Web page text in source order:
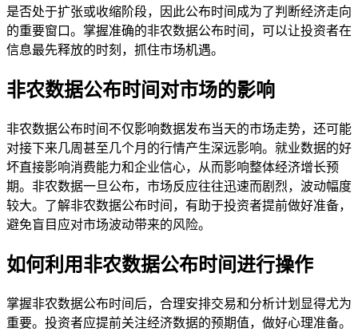
是否处于扩张或收缩阶段，因此公布时间成为了判断经济走向
的重要窗口。掌握准确的非农数据公布时间，可以让投资者在
信息最先释放的时刻，抓住市场机遇。
非农数据公布时间对市场的影响
非农数据公布时间不仅影响数据发布当天的市场走势，还可能
对接下来几周甚至几个月的行情产生深远影响。就业数据的好
坏直接影响消费能力和企业信心，从而影响整体经济增长预
期。非农数据一旦公布，市场反应往往迅速而剧烈，波动幅度
较大。了解非农数据公布时间，有助于投资者提前做好准备，
避免盲目应对市场波动带来的风险。
如何利用非农数据公布时间进行操作
掌握非农数据公布时间后，合理安排交易和分析计划显得尤为
重要。投资者应提前关注经济数据的预期值，做好心理准备。